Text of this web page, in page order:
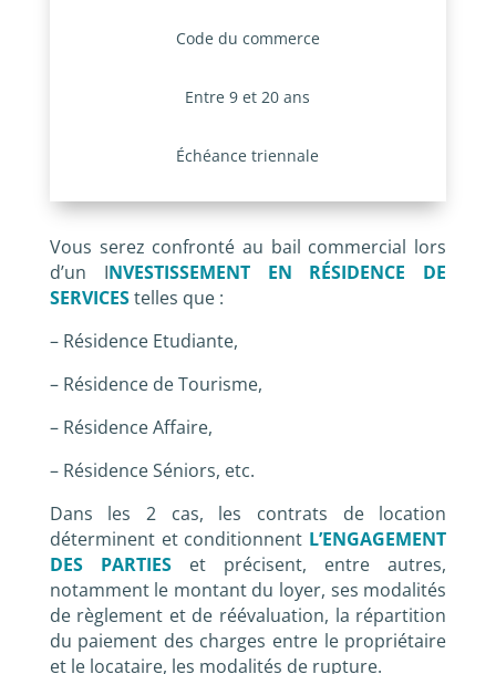
Code du commerce
Entre 9 et 20 ans
Échéance triennale
Vous serez confronté au bail commercial lors
d’un INVESTISSEMENT EN RÉSIDENCE DE
SERVICEStelles que :
– Résidence Etudiante,
– Résidence de Tourisme,
– Résidence Affaire,
– Résidence Séniors, etc.
Dans les 2 cas, les contrats de location
déterminent et conditionnent L’ENGAGEMENT
DES PARTIESet précisent, entre autres,
notamment le montant du loyer, ses modalités
de règlement et de réévaluation, la répartition
du paiement des charges entre le propriétaire
et le locataire, les modalités de rupture.